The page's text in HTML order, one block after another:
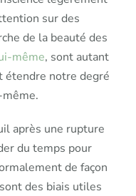
sur des
de la beauté des
même, sont autant
étendre notre degré
après une rupture
du temps pour
de façon
des biais utiles